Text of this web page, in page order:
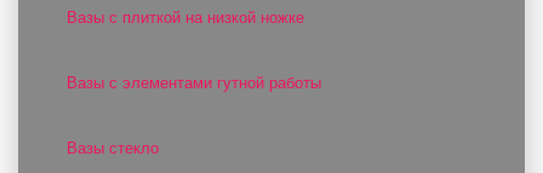
Вазы с плиткой на низкой ножке
Вазы с элементами гутной работы
Вазы стекло